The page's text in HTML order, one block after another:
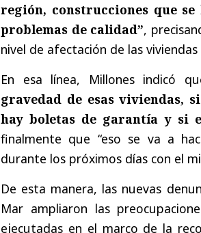
región, construcciones que
problemas de calidad”,
nivel de afectación de las
En esa línea, Millones indicó
gravedad de esas viviendas,
hay boletas de garantía y si
finalmente que “eso se va a
durante los próximos días con el
De esta manera, las nuevas
Mar ampliaron las
ejecutadas en el marco de la